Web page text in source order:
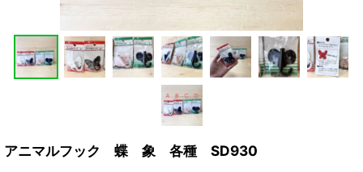
アニマルフック 蝶 象 各種 SD930